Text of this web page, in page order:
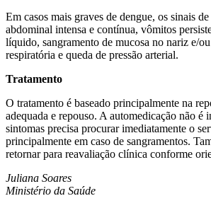
Em casos mais graves de dengue, os sinais
abdominal intensa e contínua, vômitos
líquido, sangramento de mucosa no nariz e/
respiratória e queda de pressão arterial.
Tratamento
O tratamento é baseado principalmente na
adequada e repouso. A automedicação não é
sintomas precisa procurar imediatamente o
principalmente em caso de sangramentos.
retornar para reavaliação clínica conforme
Juliana Soares
Ministério da Saúde